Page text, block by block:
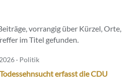
vorrangig über Kürzel, Orte,
im Titel gefunden.
· Politik
erfasst die CDU